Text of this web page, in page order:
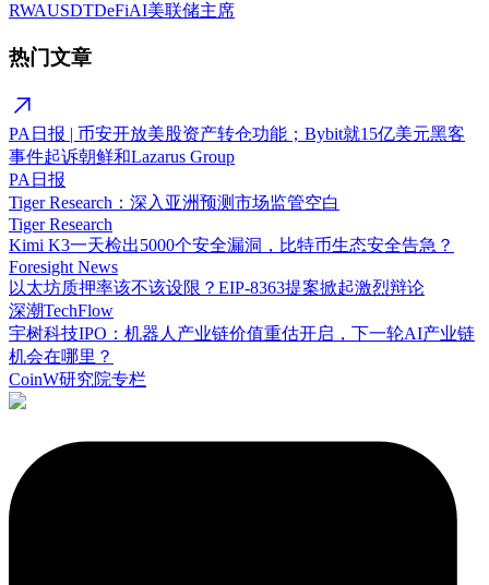
RWAUSDTDeFiAI美联储主席
热门文章
PA日报 | 币安开放美股资产转仓功能；Bybit就15亿美元黑客
事件起诉朝鲜和Lazarus Group
PA日报
Tiger Research：深入亚洲预测市场监管空白
Tiger Research
Kimi K3一天检出5000个安全漏洞，比特币生态安全告急？
Foresight News
以太坊质押率该不该设限？EIP-8363提案掀起激烈辩论
深潮TechFlow
宇树科技IPO：机器人产业链价值重估开启，下一轮AI产业链
机会在哪里？
CoinW研究院专栏